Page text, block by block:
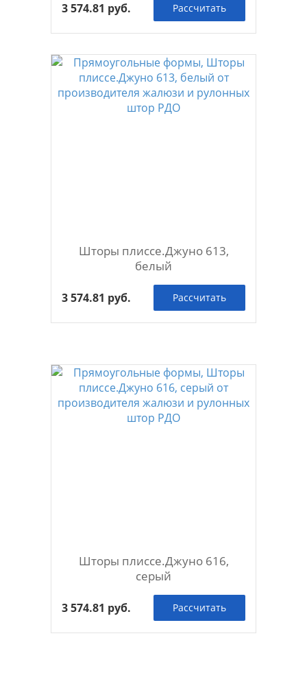
3 574.81 руб. Рассчитать
Шторы плиссе.Джуно 613,
белый
3 574.81 руб. Рассчитать
Шторы плиссе.Джуно 616,
серый
3 574.81 руб. Рассчитать